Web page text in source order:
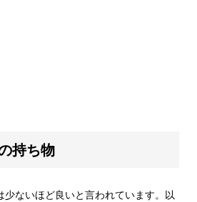
持ち物
ないほど良いと言われています。以